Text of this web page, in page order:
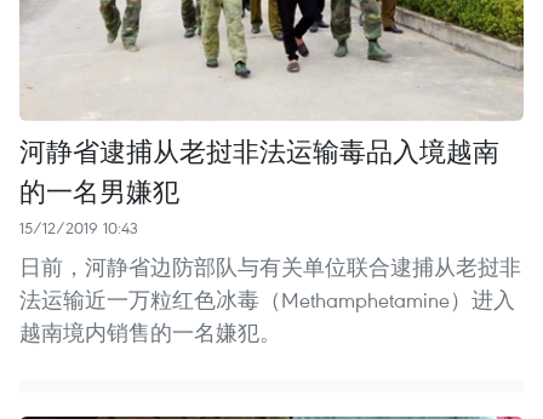
河静省逮捕从老挝非法运输毒品入境越南
的一名男嫌犯
15/12/2019 10:43
日前，河静省边防部队与有关单位联合逮捕从老挝非
法运输近一万粒红色冰毒（Methamphetamine）进入
越南境内销售的一名嫌犯。